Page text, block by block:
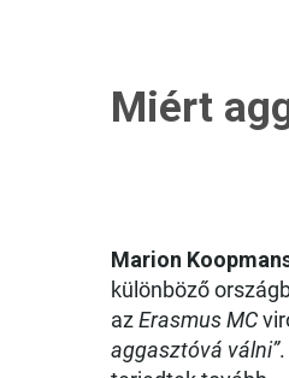
Miért
Marion
különböző
azErasmus MC
aggasztóvá válni”